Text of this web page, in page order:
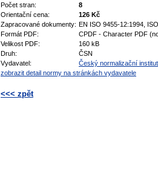
Počet stran:
8
Orientační cena:
126 Kč
Zapracované dokumenty: EN ISO 9455-12:1994,
Formát PDF:
CPDF - Character PDF
Velikost PDF:
160 kB
Druh:
ČSN
Vydavatel:
Český normalizační institut
zobrazit detail normy na stránkách vydavatele
<<< zpět